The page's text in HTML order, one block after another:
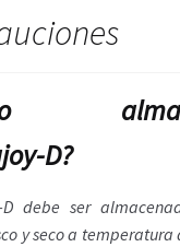
D?
D debe ser
y seco a temperatura